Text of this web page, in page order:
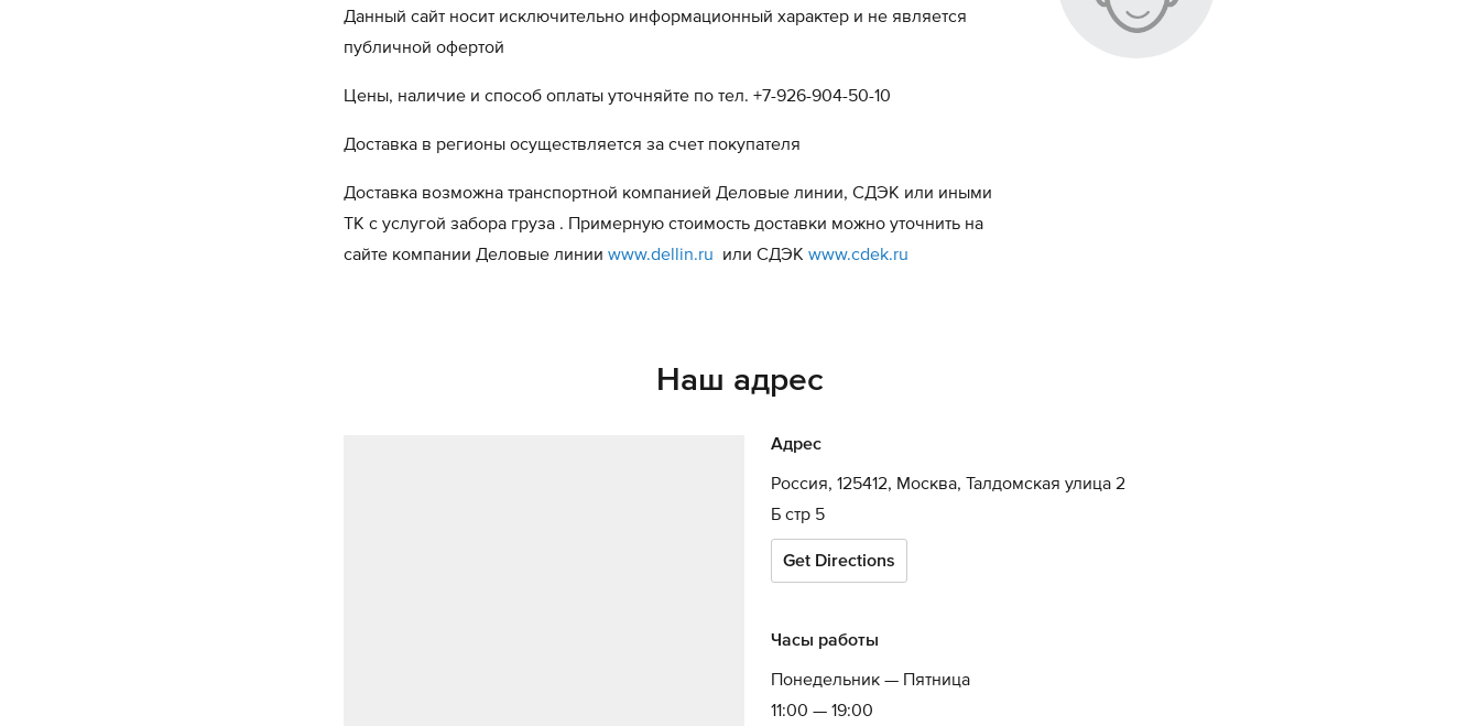
Данный сайт носит исключительно информационный характер и не является
публичной офертой
Цены, наличие и способ оплаты уточняйте по тел. +7-926-904-50-10
Доставка в регионы осуществляется за счет покупателя
Доставка возможна транспортной компанией Деловые линии, СДЭК или иными
ТК с услугой забора груза . Примерную стоимость доставки можно уточнить на
сайте компании Деловые линии www.dellin.ru или СДЭК www.cdek.ru
Наш адрес
Адрес
Россия, 125412, Москва, Талдомская улица 2
Б стр 5
Get Directions
Часы работы
Понедельник — Пятница
11:00 — 19:00